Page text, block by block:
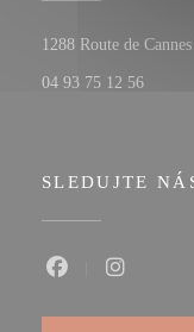
1288 Route de
04 93 75 12 56
SLEDUJTE